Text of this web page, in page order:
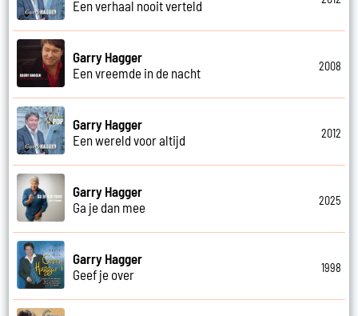
Een verhaal nooit verteld
Garry Hagger
Een vreemde in de nacht
2008
Garry Hagger
Een wereld voor altijd
2012
Garry Hagger
Ga je dan mee
2025
Garry Hagger
Geef je over
1998